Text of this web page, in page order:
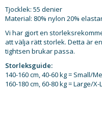
Tjocklek: 55 denier
Material: 80% nylon 20%
Vi har gjort en
att välja rätt storlek. Detta är
tightsen brukar passa.
Storleksguide:
140-160 cm, 40-60 kg = Small/
160-180 cm, 60-80 kg = Large/X-